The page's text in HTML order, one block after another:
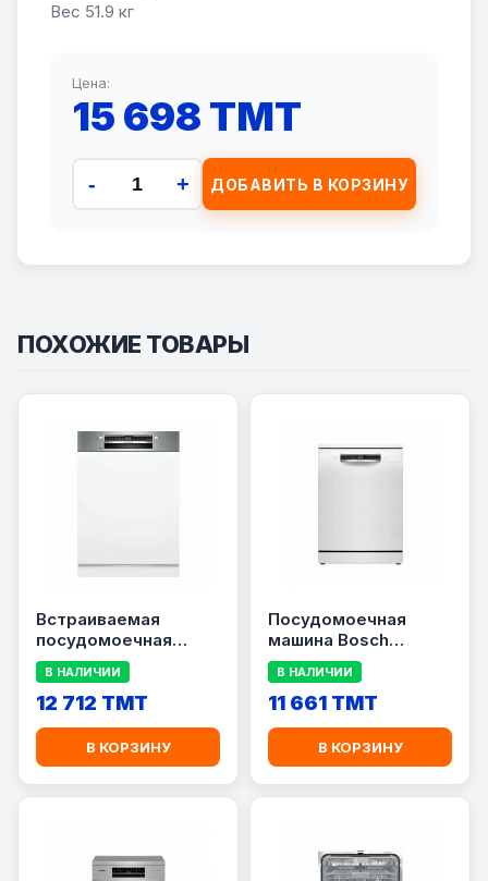
Вес 51.9 кг
Цена:
15 698 TMT
- + ДОБАВИТЬ В КОРЗИНУ
ПОХОЖИЕ ТОВАРЫ
Встраиваемая
посудомоечная
машина Bosch
SMI4IMS62T
В НАЛИЧИИ
12 712 TMT
В КОРЗИНУ
Посудомоечная
машина Bosch
SMS4IKW51Q
В НАЛИЧИИ
11 661 TMT
В КОРЗИНУ